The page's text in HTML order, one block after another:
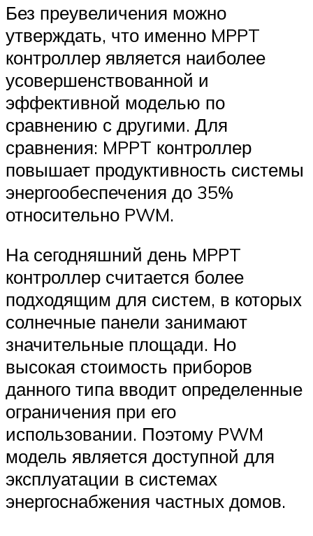
Без преувеличения можно
утверждать, что именно MPPT
контроллер является наиболее
усовершенствованной и
эффективной моделью по
сравнению с другими. Для
сравнения: MPPT контроллер
повышает продуктивность системы
энергообеспечения до 35%
относительно PWM.
На сегодняшний день MPPT
контроллер считается более
подходящим для систем, в которых
солнечные панели занимают
значительные площади. Но
высокая стоимость приборов
данного типа вводит определенные
ограничения при его
использовании. Поэтому PWM
модель является доступной для
эксплуатации в системах
энергоснабжения частных домов.